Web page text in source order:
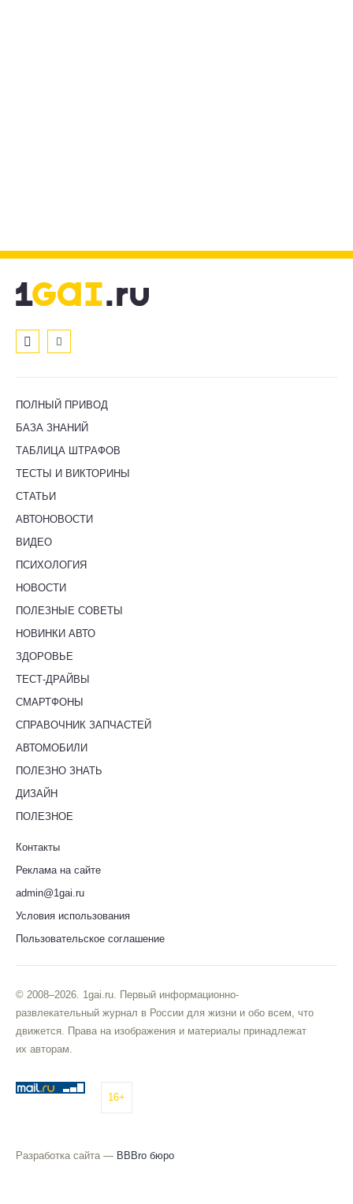
ПОЛНЫЙ ПРИВОД
БАЗА ЗНАНИЙ
ТАБЛИЦА ШТРАФОВ
ТЕСТЫ И ВИКТОРИНЫ
СТАТЬИ
АВТОНОВОСТИ
ВИДЕО
ПСИХОЛОГИЯ
НОВОСТИ
ПОЛЕЗНЫЕ СОВЕТЫ
НОВИНКИ АВТО
ЗДОРОВЬЕ
ТЕСТ-ДРАЙВЫ
СМАРТФОНЫ
СПРАВОЧНИК ЗАПЧАСТЕЙ
АВТОМОБИЛИ
ПОЛЕЗНО ЗНАТЬ
ДИЗАЙН
ПОЛЕЗНОЕ
Контакты
Реклама на сайте
admin@1gai.ru
Условия использования
Пользовательское соглашение
© 2008–2026. 1gai.ru. Первый информационно-
развлекательный журнал в России для жизни и обо всем, что
движется. Права на изображения и материалы принадлежат
их авторам.
16+
Разработка сайта — BBBro бюро